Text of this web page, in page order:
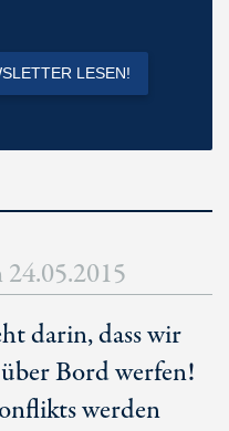
LESEN!
24.05.2015
darin, dass wir
Bord werfen!
werden